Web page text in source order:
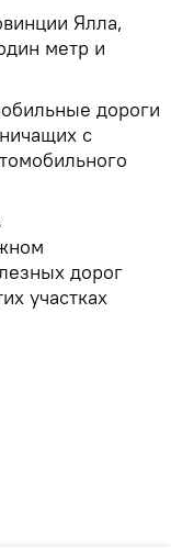
Ялла,
метр и
дороги
с
дорог
участках